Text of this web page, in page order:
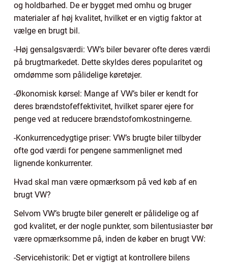
og holdbarhed. De er bygget med omhu og bruger
materialer af høj kvalitet, hvilket er en vigtig faktor at
vælge en brugt bil.
-Høj gensalgsværdi: VW’s biler bevarer ofte deres værdi
på brugtmarkedet. Dette skyldes deres popularitet og
omdømme som pålidelige køretøjer.
-Økonomisk kørsel: Mange af VW’s biler er kendt for
deres brændstofeffektivitet, hvilket sparer ejere for
penge ved at reducere brændstofomkostningerne.
-Konkurrencedygtige priser: VW’s brugte biler tilbyder
ofte god værdi for pengene sammenlignet med
lignende konkurrenter.
Hvad skal man være opmærksom på ved køb af en
brugt VW?
Selvom VW’s brugte biler generelt er pålidelige og af
god kvalitet, er der nogle punkter, som bilentusiaster bør
være opmærksomme på, inden de køber en brugt VW:
-Servicehistorik: Det er vigtigt at kontrollere bilens